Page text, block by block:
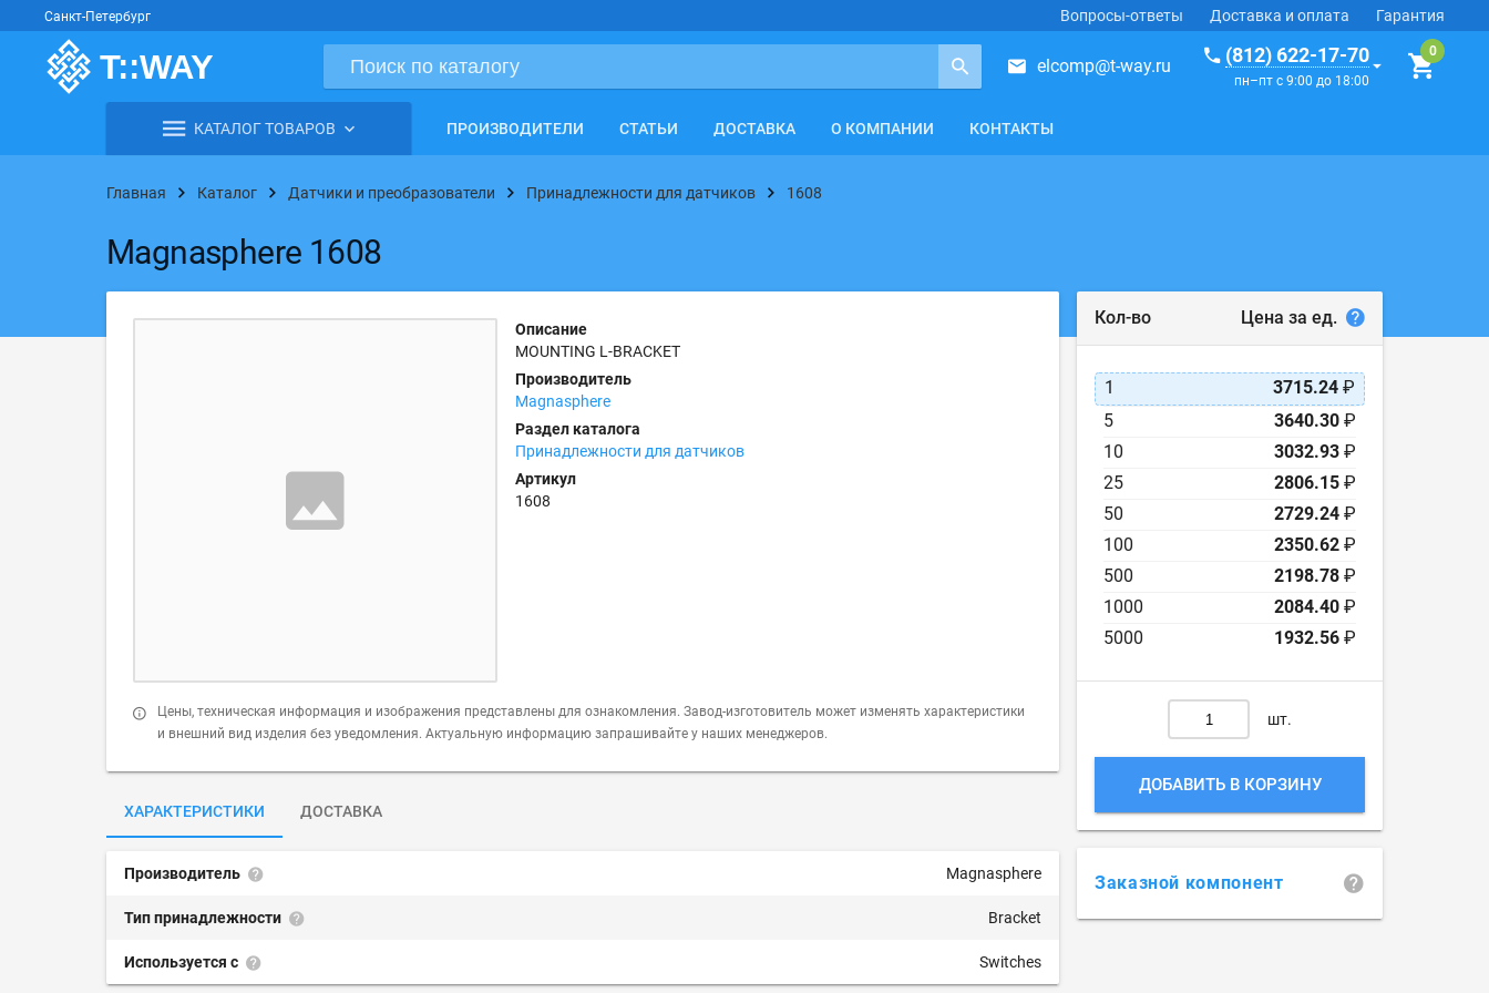
Санкт-Петербург Вопросы-ответы Доставка и оплата Гарантия
elcomp@t-way.ru (812) 622-17-70
пн–пт с 9:00 до 18:00
КАТАЛОГ ТОВАРОВ ПРОИЗВОДИТЕЛИ СТАТЬИ ДОСТАВКА О КОМПАНИИ КОНТАКТЫ
Главная Каталог Датчики и преобразователи Принадлежности для датчиков 1608
Magnasphere 1608
Описание
MOUNTING L-BRACKET
Производитель
Magnasphere
Раздел каталога
Принадлежности для датчиков
Артикул
1608
Цены, техническая информация и изображения представлены для ознакомления. Завод-изготовитель может изменять характеристики
и внешний вид изделия без уведомления. Актуальную информацию запрашивайте у наших менеджеров.
ХАРАКТЕРИСТИКИ ДОСТАВКА
Производитель Magnasphere
Тип принадлежности Bracket
Используется с Switches
Кол-во Цена за ед.
1 3715.24 ₽
5
3640.30 ₽
10
3032.93 ₽
25
2806.15 ₽
50
2729.24 ₽
100
2350.62 ₽
500
2198.78 ₽
1000
2084.40 ₽
5000
1932.56 ₽
шт.
ДОБАВИТЬ В КОРЗИНУ
Заказной компонент